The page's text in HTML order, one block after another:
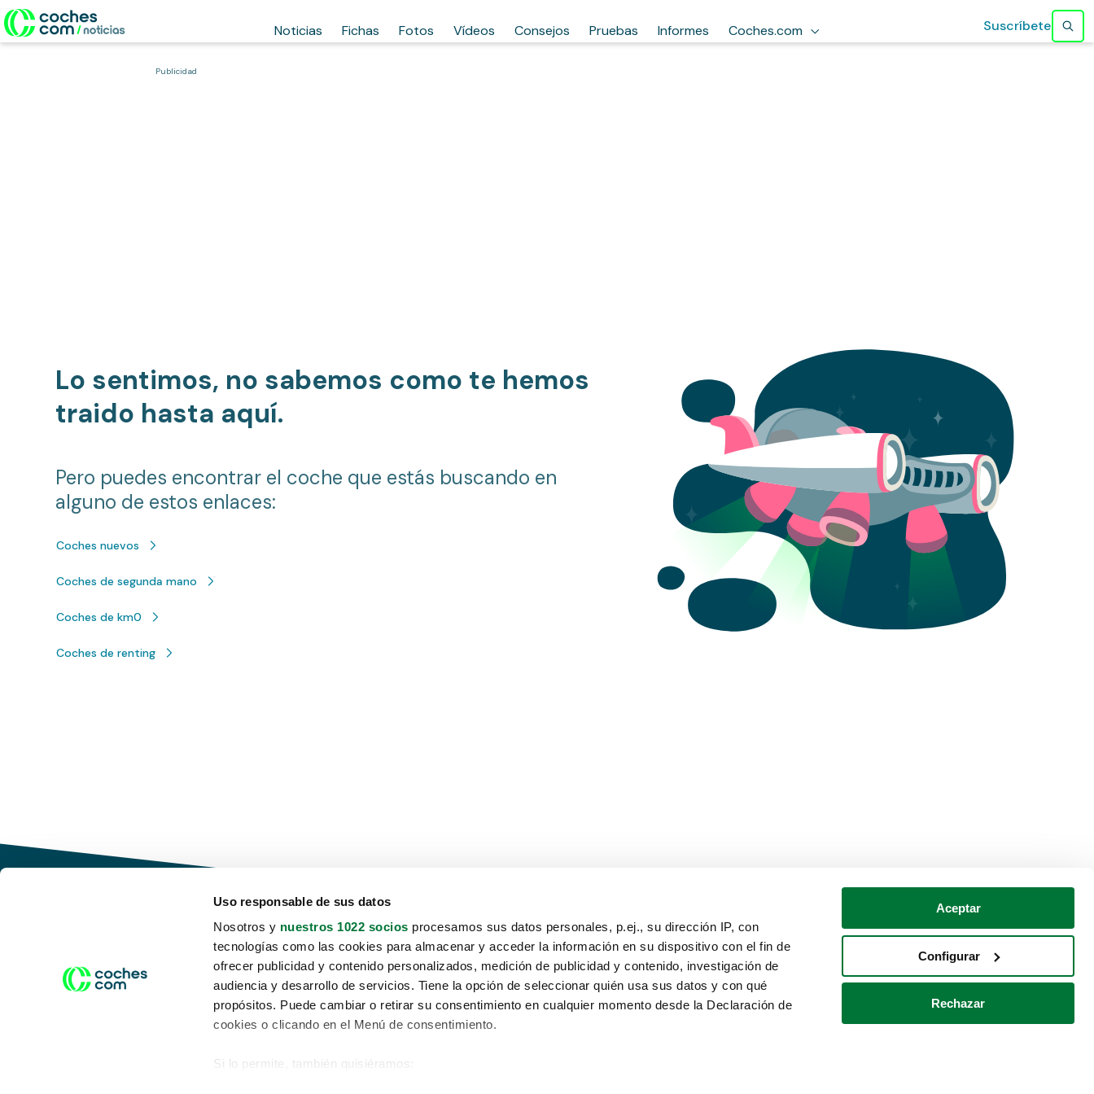
Uso responsable de sus datos
Nosotros y nuestros 1022 socios procesamos sus datos personales, p.ej., su dirección IP, con
tecnologías como las cookies para almacenar y acceder la información en su dispositivo con el fin de
ofrecer publicidad y contenido personalizados, medición de publicidad y contenido, investigación de
audiencia y desarrollo de servicios. Tiene la opción de seleccionar quién usa sus datos y con qué
propósitos. Puede cambiar o retirar su consentimiento en cualquier momento desde la Declaración de
cookies o clicando en el Menú de consentimiento.
Si lo permite, también quisiéramos:
Aceptar
Configurar
Rechazar
Noticias Fichas Fotos Vídeos Consejos Pruebas Informes Coches.com Suscríbete
Publicidad
Lo sentimos, no sabemos como te hemos
traido hasta aquí.
Pero puedes encontrar el coche que estás buscando en
alguno de estos enlaces:
Coches nuevos
Coches de segunda mano
Coches de km0
Coches de renting
Conduce tu futuro,
desata tu movilidad